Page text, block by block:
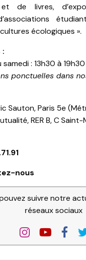
et de livres,
écologiques ».
:
: 13h30 à 19h30
ponctuelles dans
Sauton, Paris 5e
RER B, C
nous
suivre notre
réseaux sociaux